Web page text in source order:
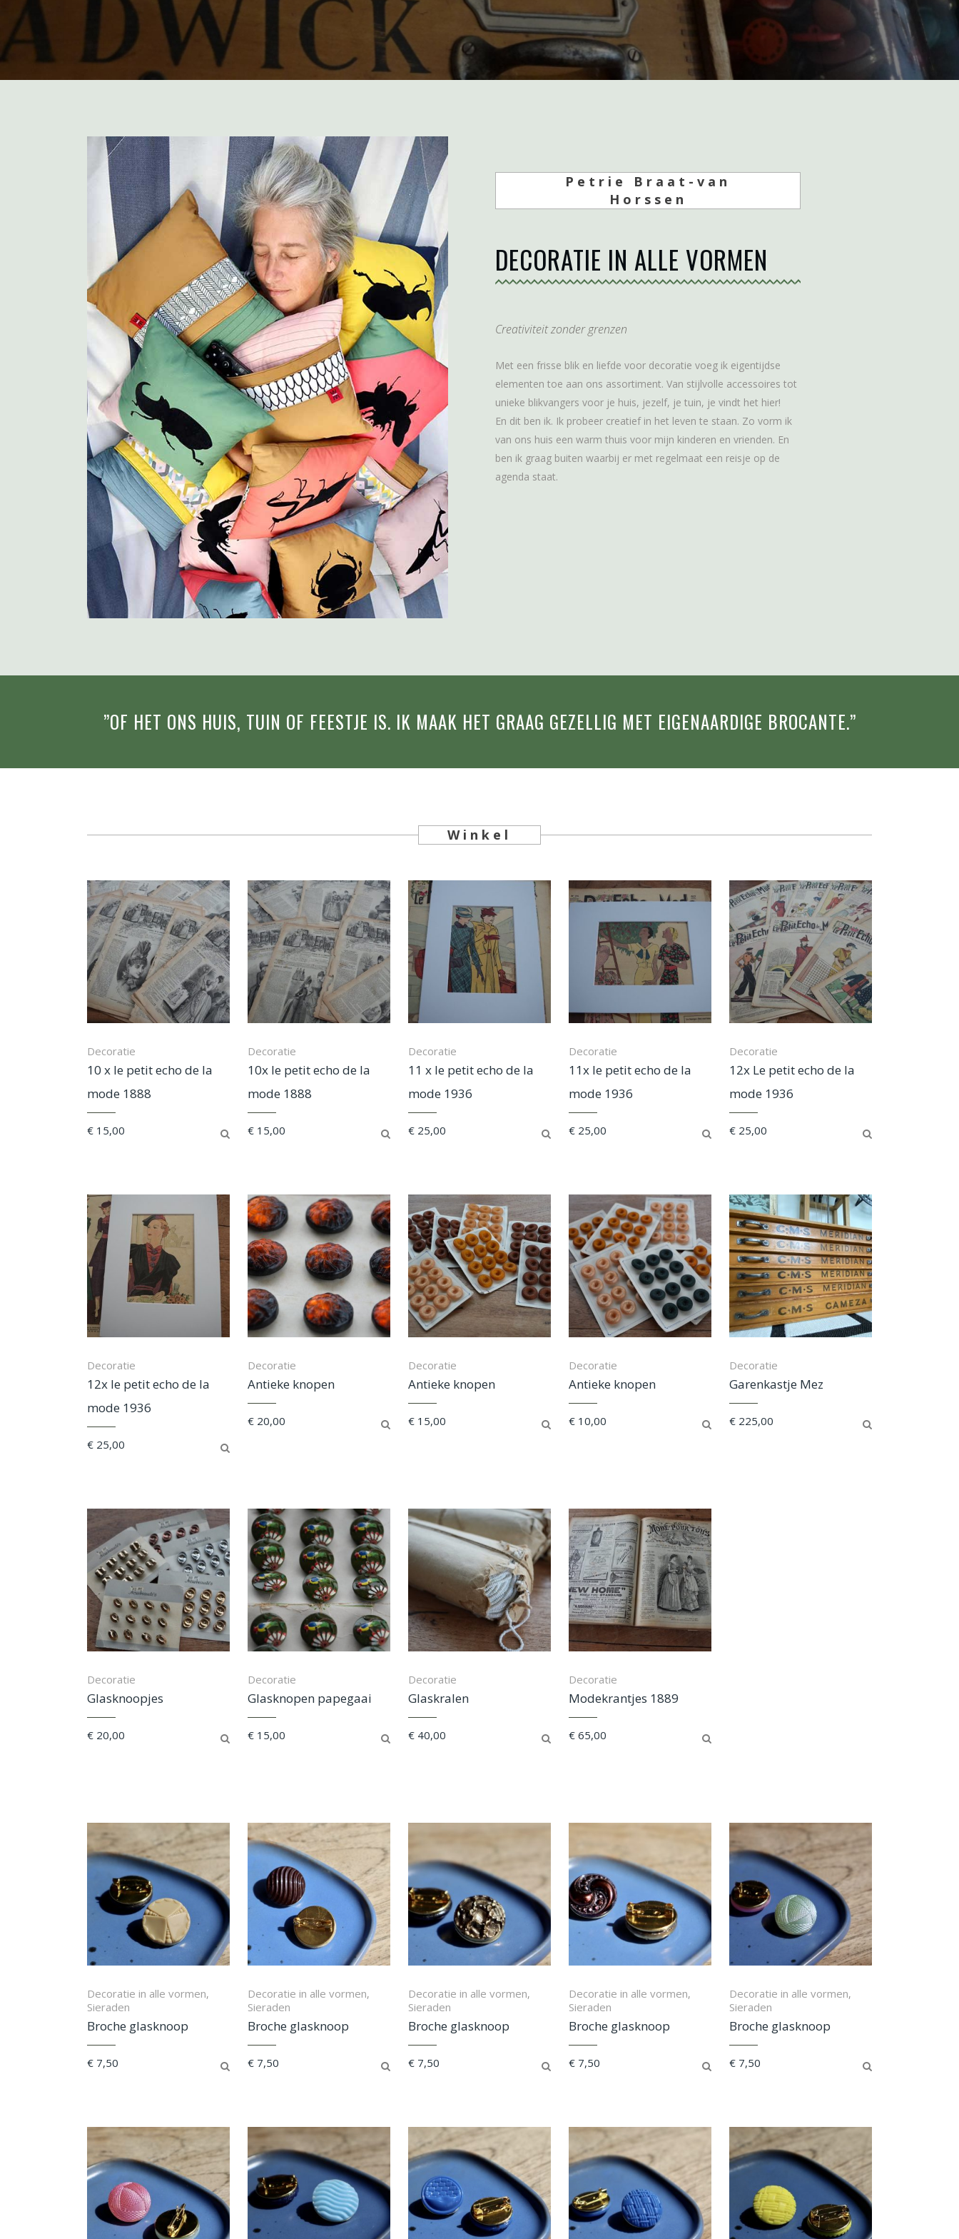
Petrie Braat-van
Horssen
DECORATIE IN ALLE VORMEN
Creativiteit zonder grenzen
Met een frisse blik en liefde voor decoratie voeg ik eigentijdse
elementen toe aan ons assortiment. Van stijlvolle accessoires tot
unieke blikvangers voor je huis, jezelf, je tuin, je vindt het hier!
En dit ben ik. Ik probeer creatief in het leven te staan. Zo vorm ik
van ons huis een warm thuis voor mijn kinderen en vrienden. En
ben ik graag buiten waarbij er met regelmaat een reisje op de
agenda staat.
”OF HET ONS HUIS, TUIN OF FEESTJE IS. IK MAAK HET GRAAG GEZELLIG MET EIGENAARDIGE BROCANTE.”
Winkel
Decoratie
10 x le petit echo de la
mode 1888
€ 15,00
Decoratie
10x le petit echo de la
mode 1888
€ 15,00
Decoratie
11 x le petit echo de la
mode 1936
€ 25,00
Decoratie
11x le petit echo de la
mode 1936
€ 25,00
Decoratie
12x Le petit echo de la
mode 1936
€ 25,00
Decoratie
12x le petit echo de la
mode 1936
€ 25,00
Decoratie
Antieke knopen
€ 20,00
Decoratie
Antieke knopen
€ 15,00
Decoratie
Antieke knopen
€ 10,00
Decoratie
Garenkastje Mez
€ 225,00
Decoratie
Glasknoopjes
€ 20,00
Decoratie
Glasknopen papegaai
€ 15,00
Decoratie
Glaskralen
€ 40,00
Decoratie
Modekrantjes 1889
€ 65,00
Decoratie in alle vormen,
Sieraden
Broche glasknoop
€ 7,50
Decoratie in alle vormen,
Sieraden
Broche glasknoop
€ 7,50
Decoratie in alle vormen,
Sieraden
Broche glasknoop
€ 7,50
Decoratie in alle vormen,
Sieraden
Broche glasknoop
€ 7,50
Decoratie in alle vormen,
Sieraden
Broche glasknoop
€ 7,50